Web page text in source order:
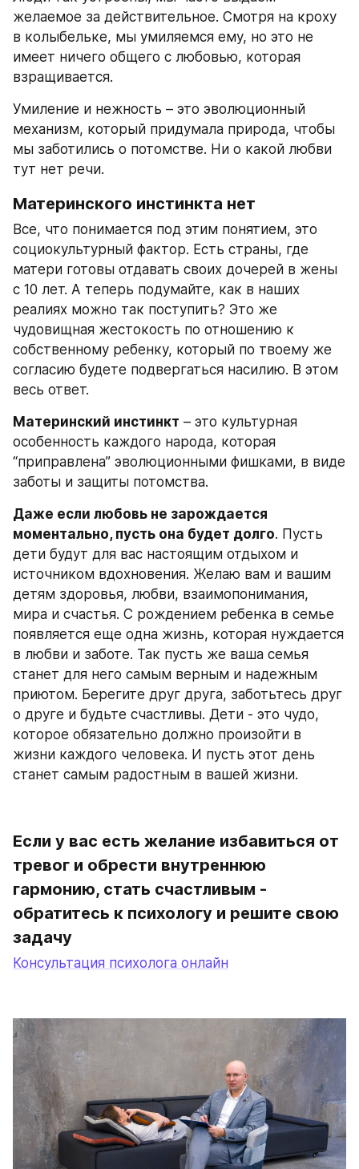
желаемое за действительное. Смотря на кроху
в колыбельке, мы умиляемся ему, но это не
имеет ничего общего с любовью, которая
взращивается.
Умиление и нежность – это эволюционный
механизм, который придумала природа, чтобы
мы заботились о потомстве. Ни о какой любви
тут нет речи.
Материнского инстинкта нет
Все, что понимается под этим понятием, это
социокультурный фактор. Есть страны, где
матери готовы отдавать своих дочерей в жены
с 10 лет. А теперь подумайте, как в наших
реалиях можно так поступить? Это же
чудовищная жестокость по отношению к
собственному ребенку, который по твоему же
согласию будете подвергаться насилию. В этом
весь ответ.
Материнский инстинкт – это культурная
особенность каждого народа, которая
“приправлена” эволюционными фишками, в виде
заботы и защиты потомства.
Даже если любовь не зарождается
моментально, пусть она будет долго. Пусть
дети будут для вас настоящим отдыхом и
источником вдохновения. Желаю вам и вашим
детям здоровья, любви, взаимопонимания,
мира и счастья. С рождением ребенка в семье
появляется еще одна жизнь, которая нуждается
в любви и заботе. Так пусть же ваша семья
станет для него самым верным и надежным
приютом. Берегите друг друга, заботьтесь друг
о друге и будьте счастливы. Дети - это чудо,
которое обязательно должно произойти в
жизни каждого человека. И пусть этот день
станет самым радостным в вашей жизни.
Если у вас есть желание избавиться от
тревог и обрести внутреннюю
гармонию, стать счастливым -
обратитесь к психологу и решите свою
задачу
Консультация психолога онлайн